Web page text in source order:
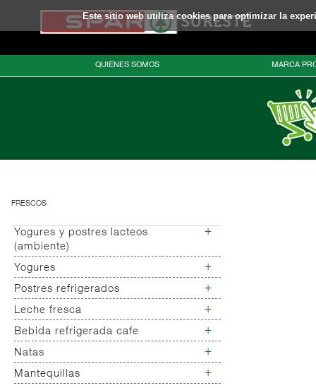
Este sitio web utiliza cookies para optimizar la
QUIENES SOMOS MARCA
FRESCOS
Yogures y postres lacteos
(ambiente)
+
Yogures (ambiente)
Yogures +
Yogures
Yogur bifidus
Yogur salud
Postres refrigerados +
Postres refrigerados
Leche fresca +
Leche fresca
Bebida refrigerada cafe +
Bebida refrigerada cafe
Bebidas refrigeradas choco y
otras
Natas +
Natas
Mantequillas +